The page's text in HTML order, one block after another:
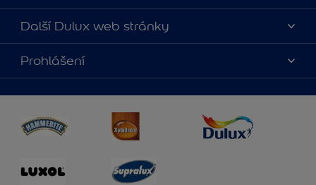
O nás
Kontaktujte nás
Najít obchod
Další Dulux web stránky
duluxmalir.cz
duluxmaliar.sk
duluxprodejnabarev.cz
duluxpredajnafarieb.sk
Prohlášení